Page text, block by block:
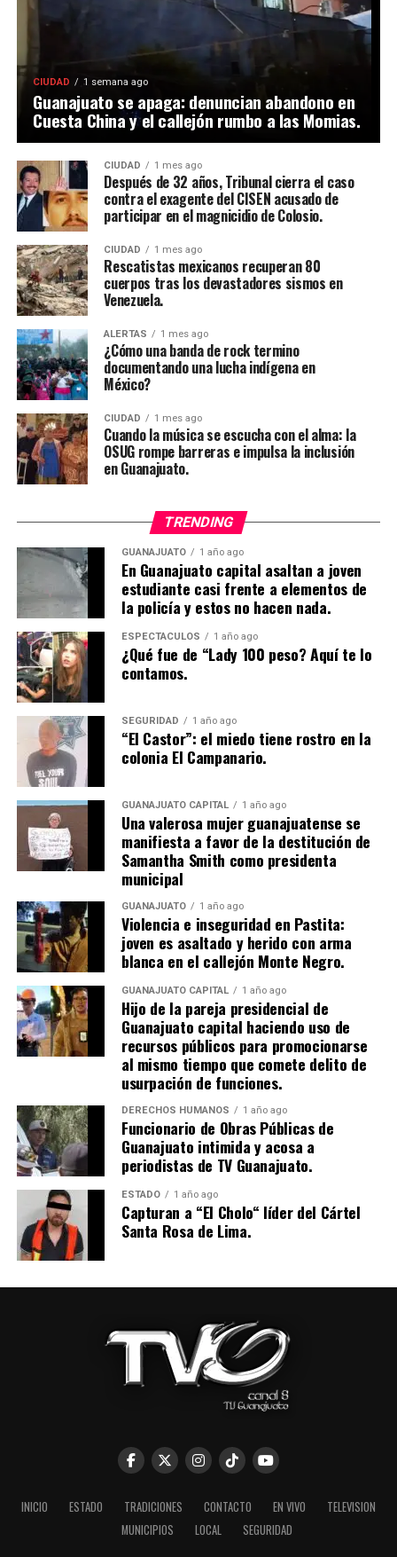
CIUDAD 1 semana ago
Guanajuato se apaga: denuncian abandono en
Cuesta China y el callejón rumbo a las Momias.
CIUDAD 1 mes ago
Después de 32 años, Tribunal cierra el caso
contra el exagente del CISEN acusado de
participar en el magnicidio de Colosio.
CIUDAD 1 mes ago
Rescatistas mexicanos recuperan 80
cuerpos tras los devastadores sismos en
Venezuela.
ALERTAS 1 mes ago
¿Cómo una banda de rock termino
documentando una lucha indígena en
México?
CIUDAD 1 mes ago
Cuando la música se escucha con el alma: la
OSUG rompe barreras e impulsa la inclusión
en Guanajuato.
TRENDING
GUANAJUATO 1 año ago
En Guanajuato capital asaltan a joven
estudiante casi frente a elementos de
la policía y estos no hacen nada.
ESPECTÁCULOS 1 año ago
¿Qué fue de “Lady 100 peso? Aquí te lo
contamos.
SEGURIDAD 1 año ago
“El Castor”: el miedo tiene rostro en la
colonia El Campanario.
GUANAJUATO CAPITAL 1 año ago
Una valerosa mujer guanajuatense se
manifiesta a favor de la destitución de
Samantha Smith como presidenta
municipal
GUANAJUATO 1 año ago
Violencia e inseguridad en Pastita:
joven es asaltado y herido con arma
blanca en el callejón Monte Negro.
GUANAJUATO CAPITAL 1 año ago
Hijo de la pareja presidencial de
Guanajuato capital haciendo uso de
recursos públicos para promocionarse
al mismo tiempo que comete delito de
usurpación de funciones.
DERECHOS HUMANOS 1 año ago
Funcionario de Obras Públicas de
Guanajuato intimida y acosa a
periodistas de TV Guanajuato.
ESTADO 1 año ago
Capturan a “El Cholo“ líder del Cártel
Santa Rosa de Lima.
INICIO ESTADO TRADICIONES CONTACTO EN VIVO
TELEVISION
MUNICIPIOS
LOCAL SEGURIDAD